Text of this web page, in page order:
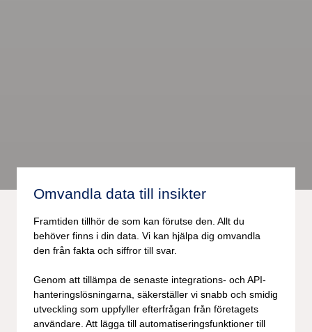
Omvandla data till insikter
Framtiden tillhör de som kan förutse den. Allt du
behöver finns i din data. Vi kan hjälpa dig omvandla
den från fakta och siffror till svar.
Genom att tillämpa de senaste integrations- och API-
hanteringslösningarna, säkerställer vi snabb och smidig
utveckling som uppfyller efterfrågan från företagets
användare. Att lägga till automatiseringsfunktioner till